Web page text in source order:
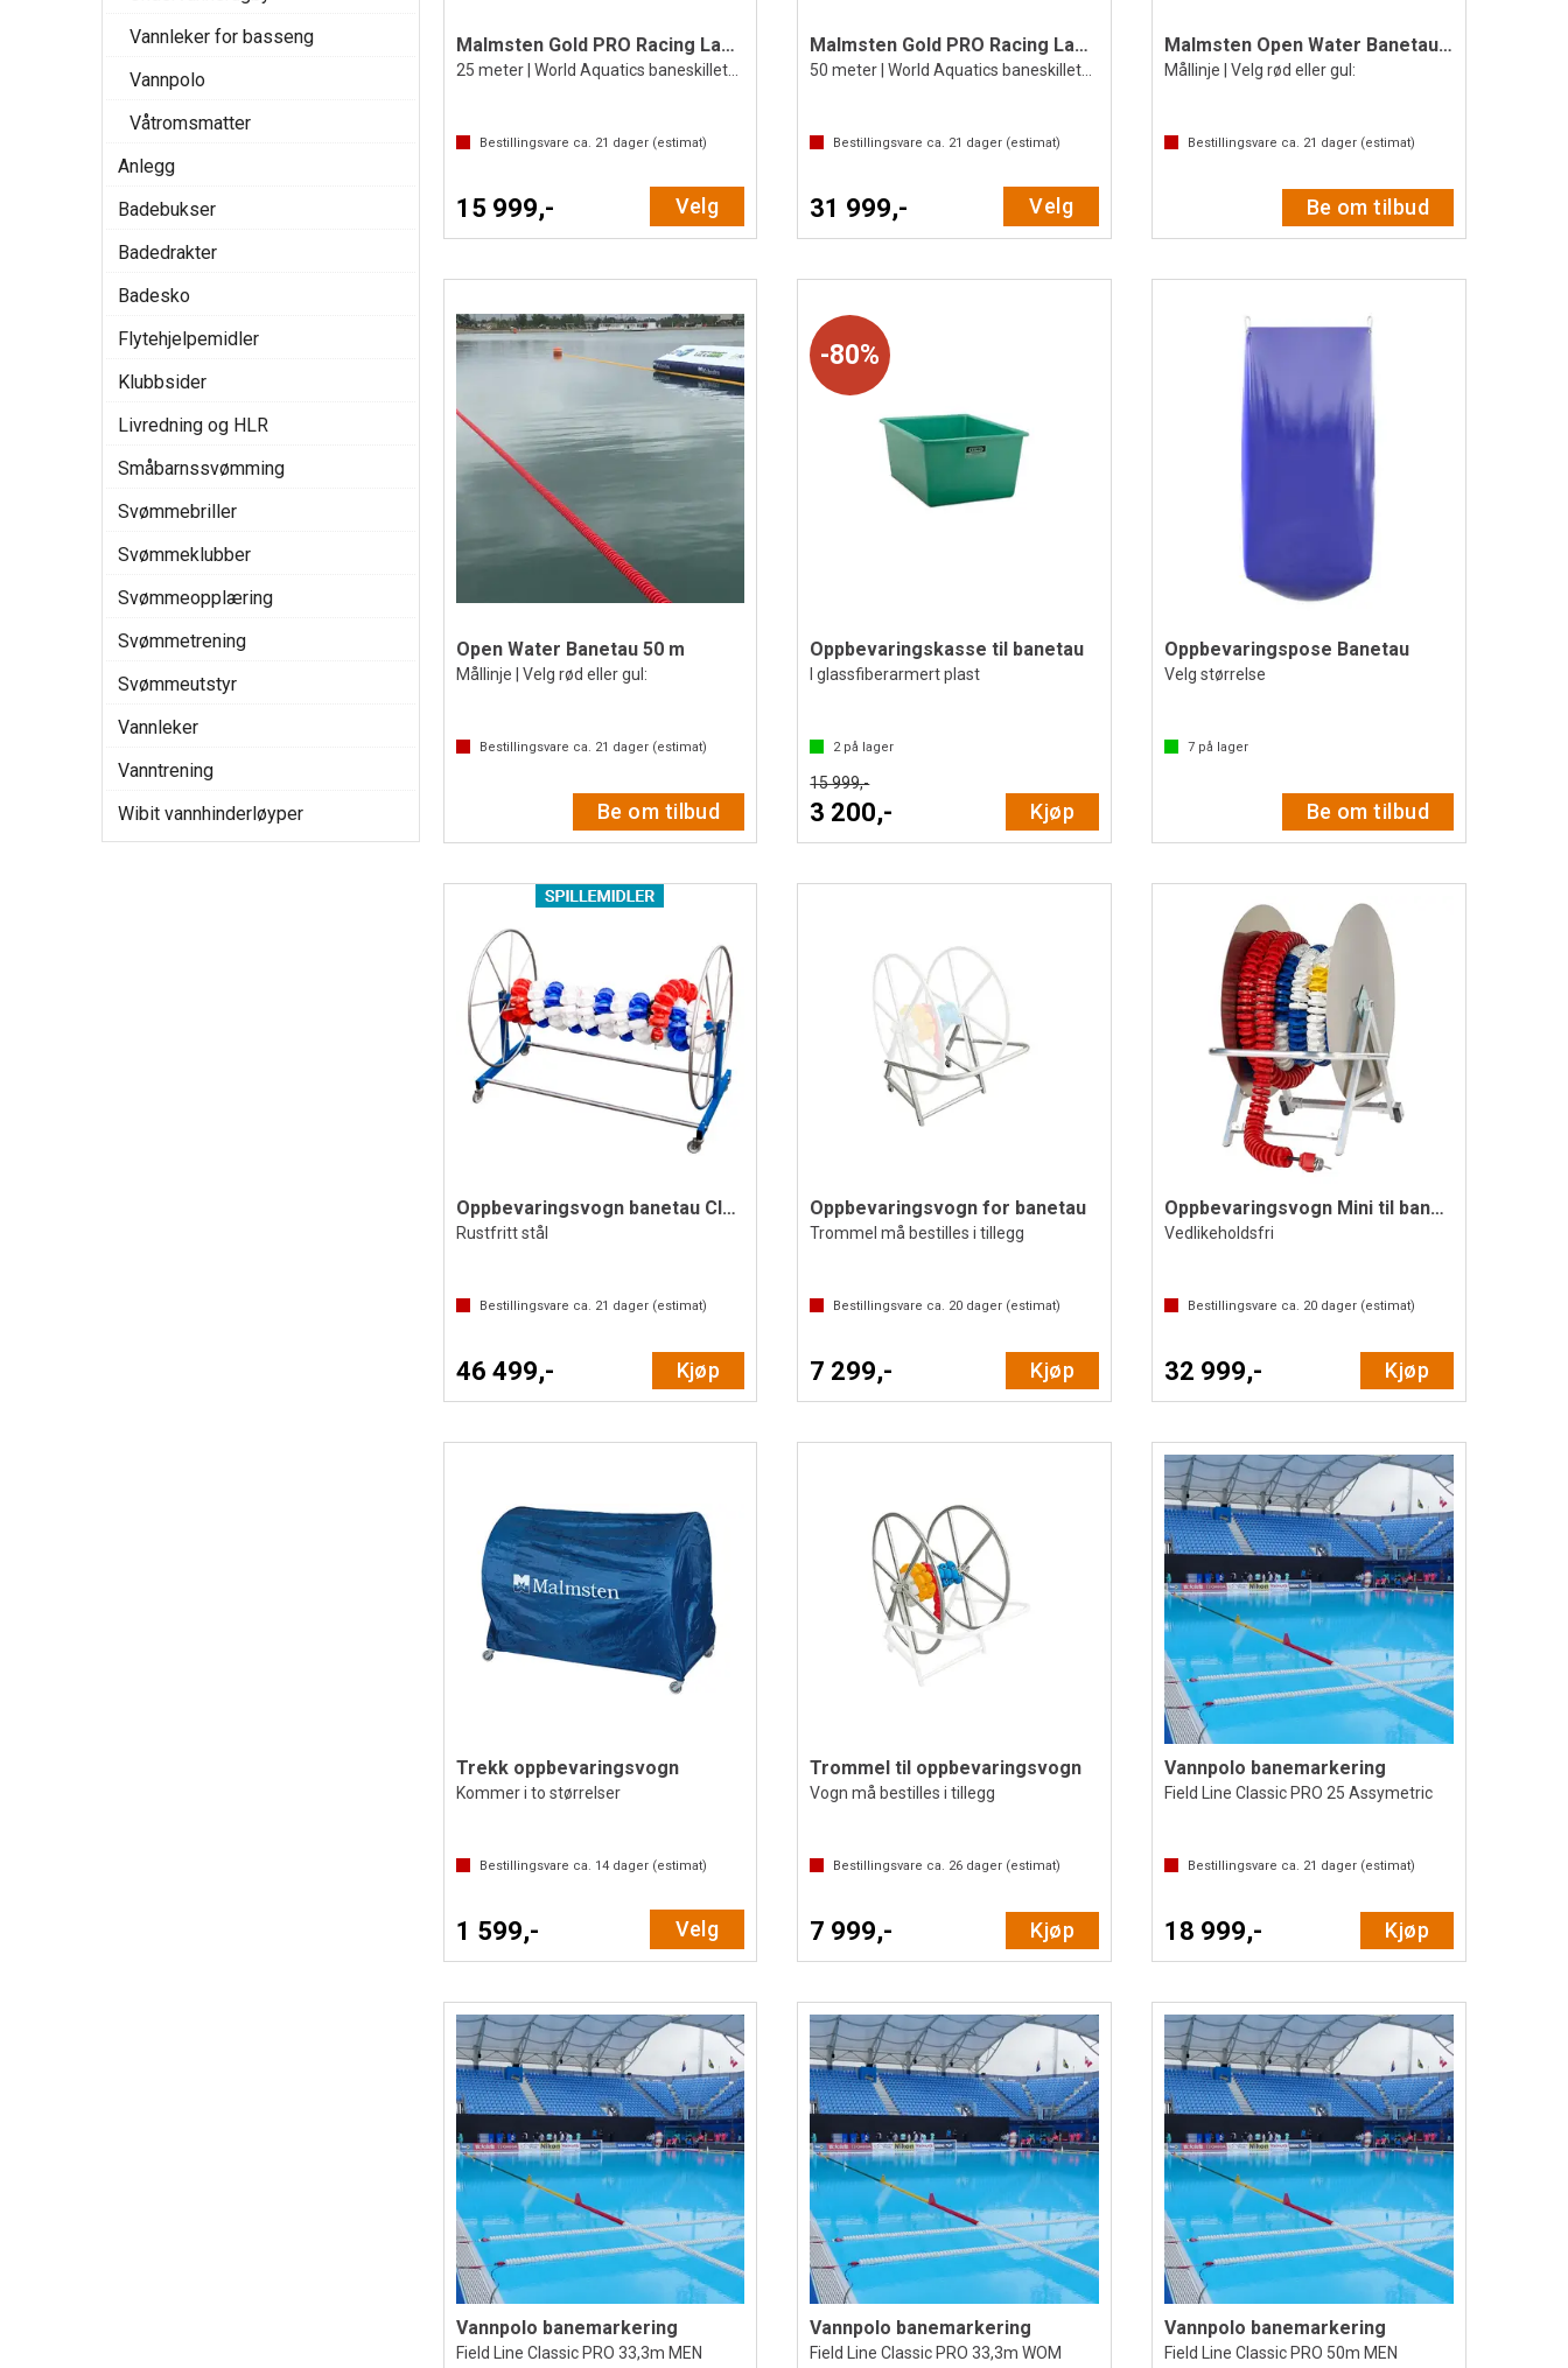
Vannleker for basseng
Vannpolo
Våtromsmatter
Anlegg
Badebukser
Badedrakter
Badesko
Flytehjelpemidler
Klubbsider
Livredning og HLR
Småbarnssvømming
Svømmebriller
Svømmeklubber
Svømmeopplæring
Svømmetrening
Svømmeutstyr
Vannleker
Vanntrening
Wibit vannhinderløyper
Malmsten Gold PRO Racing Lane 25 m
25 meter | World Aquatics baneskilletau
Bestillingsvare ca. 21 dager (estimat)
15 999,- Velg
Malmsten Gold PRO Racing Lane 50 m
50 meter | World Aquatics baneskilletau
Bestillingsvare ca. 21 dager (estimat)
31 999,- Velg
Malmsten Open Water Banetau 25 m
Mållinje | Velg rød eller gul:
Bestillingsvare ca. 21 dager (estimat)
Be om tilbud
Open Water Banetau 50 m
Mållinje | Velg rød eller gul:
Bestillingsvare ca. 21 dager (estimat)
Be om tilbud
80%
Oppbevaringskasse til banetau
I glassfiberarmert plast
2 på lager
15 999,-
3 200,- Kjøp
Oppbevaringspose Banetau
Velg størrelse
7 på lager
Be om tilbud
Oppbevaringsvogn banetau Classic
Rustfritt stål
Bestillingsvare ca. 21 dager (estimat)
46 499,- Kjøp
Oppbevaringsvogn for banetau
Trommel må bestilles i tillegg
Bestillingsvare ca. 20 dager (estimat)
7 299,- Kjøp
Oppbevaringsvogn Mini til banetau
Vedlikeholdsfri
Bestillingsvare ca. 20 dager (estimat)
32 999,- Kjøp
Trekk oppbevaringsvogn
Kommer i to størrelser
Bestillingsvare ca. 14dager (estimat)
1 599,- Velg
Trommel til oppbevaringsvogn
Vogn må bestilles i tillegg
Bestillingsvare ca. 26 dager (estimat)
7 999,- Kjøp
Vannpolo banemarkering
Field Line Classic PRO 25 Assymetric
Bestillingsvare ca. 21 dager (estimat)
18 999,- Kjøp
Vannpolo banemarkering
Field Line Classic PRO 33,3m MEN
Vannpolo banemarkering
Field Line Classic PRO 33,3m WOM
Vannpolo banemarkering
Field Line Classic PRO 50m MEN